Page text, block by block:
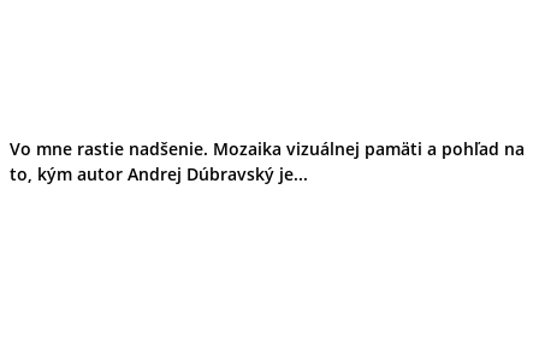
Vo mne rastie nadšenie. Mozaika vizuálnej pamäti a pohľad na
to, kým autor Andrej Dúbravský je...